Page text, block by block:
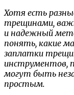
Хотя есть
трещинами,
и надежный
понять, какие
заплатки
инструментов,
могут быть
простым.